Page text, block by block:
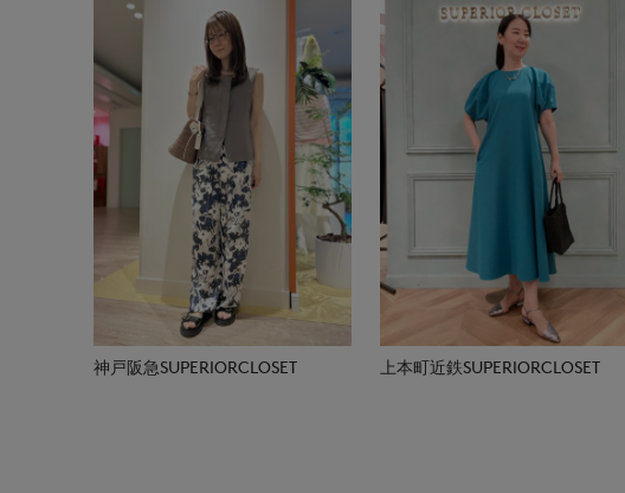
神戸阪急SUPERIORCLOSET 上本町近鉄SUPERIORCLOSET